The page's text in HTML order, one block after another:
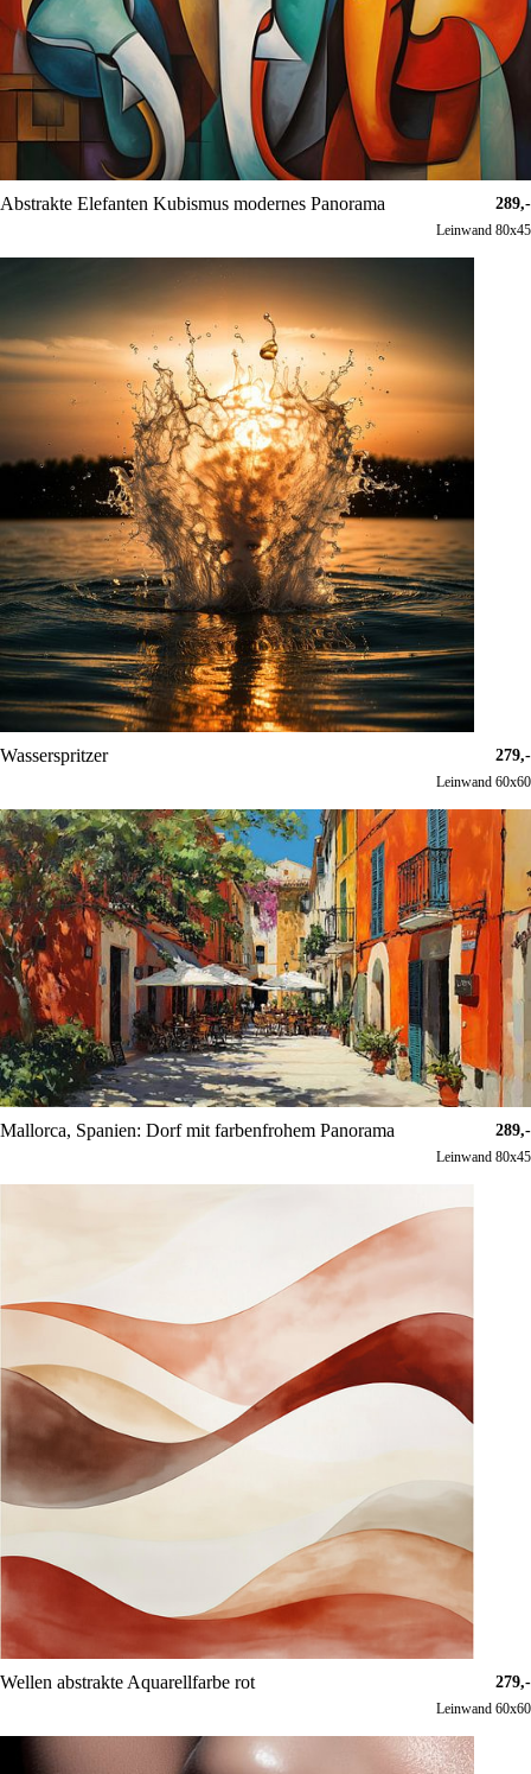
Abstrakte Elefanten Kubismus modernes Panorama 289,-
Leinwand 80x45
Wasserspritzer 279,-
Leinwand 60x60
Mallorca, Spanien: Dorf mit farbenfrohem Panorama 289,-
Leinwand 80x45
Wellen abstrakte Aquarellfarbe rot 279,-
Leinwand 60x60